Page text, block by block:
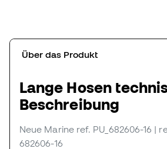
Über das Produkt
Lange Hosen
Beschreibung
Neue Marine ref. PU_682606-16 |
682606-16